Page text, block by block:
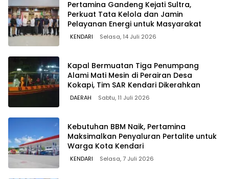
Pertamina Gandeng Kejati Sultra,
Perkuat Tata Kelola dan Jamin
Pelayanan Energi untuk Masyarakat
KENDARI Selasa, 14 Juli 2026
Kapal Bermuatan Tiga Penumpang
Alami Mati Mesin di Perairan Desa
Kokapi, Tim SAR Kendari Dikerahkan
DAERAH Sabtu, 11 Juli 2026
Kebutuhan BBM Naik, Pertamina
Maksimalkan Penyaluran Pertalite untuk
Warga Kota Kendari
KENDARI Selasa, 7 Juli 2026